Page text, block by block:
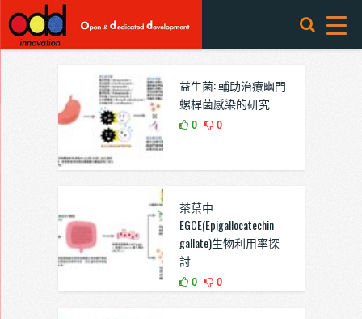
益生菌: 輔助治療幽門
螺桿菌感染的研究
0 0
茶葉中
EGCE(Epigallocatechin
gallate)生物利用率探
討
0 0